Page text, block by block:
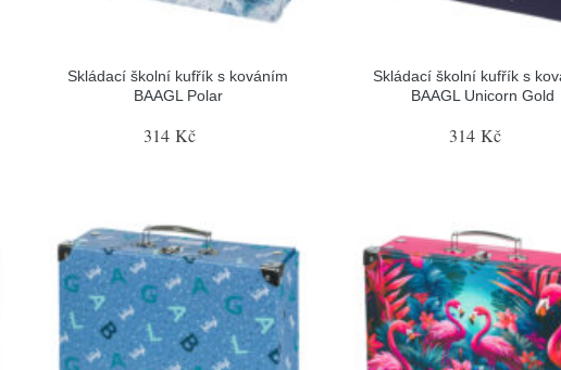
Skládací školní kufřík s kováním
BAAGL Polar
314 Kč
Skládací školní kufřík s
BAAGL Unicorn Gold
314 Kč